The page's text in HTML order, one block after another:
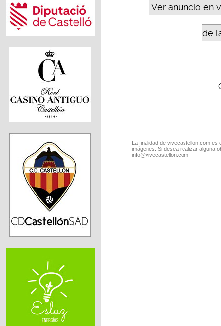
Ver anuncio en
de
La finalidad de vivecastellon.com
imágenes. Si desea realizar alguna
info@vivecastellon.com